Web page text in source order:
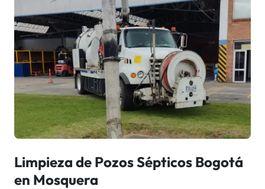
Limpieza de Pozos Sépticos Bogotá
en Mosquera